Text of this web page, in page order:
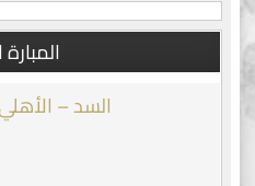
المبارة
السد –